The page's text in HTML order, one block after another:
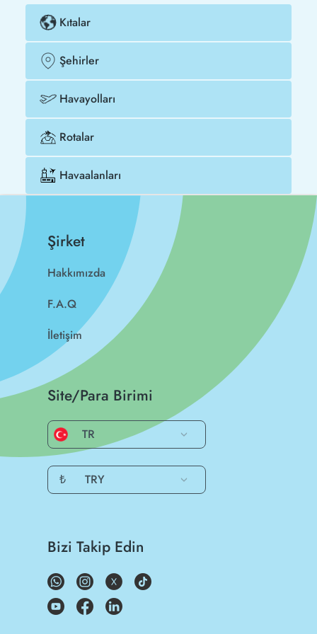
Kıtalar
Şehirler
Havayolları
Rotalar
Havaalanları
Şirket
Hakkımızda
F.A.Q
İletişim
Site/Para Birimi
TR
₺ TRY
Bizi Takip Edin